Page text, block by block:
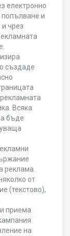
електронно
попълване и
чрез
създаде
Всяка
бъде
реклама.
от
(текстово),
приема
на